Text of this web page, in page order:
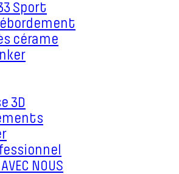
Sport
cérame
3D
NOUS